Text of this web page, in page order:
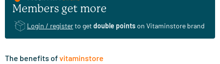
Members get more
Login / registerto getdouble pointson Vitaminstore brand
The benefits ofvitaminstore